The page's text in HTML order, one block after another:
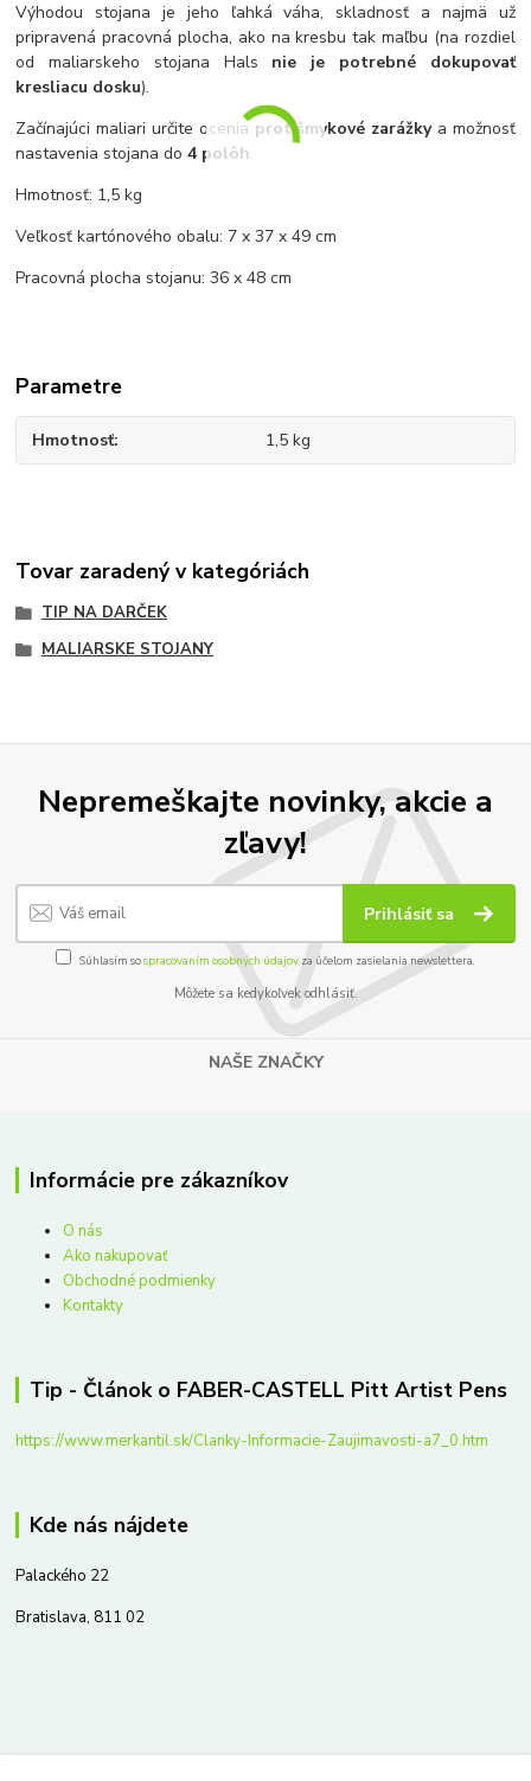
Výhodou stojana je jeho ľahká váha, skladnosť a najmä už
pripravená pracovná plocha, ako na kresbu tak maľbu (na rozdiel
od maliarskeho stojana Hals nie je potrebné dokupovať
kresliacu dosku).
Začínajúci maliari určite ocenia protišmykové zarážkya možnosť
nastavenia stojana do 4 polôh.
Hmotnosť: 1,5 kg
Veľkosť kartónového obalu: 7 x 37 x 49 cm
Pracovná plocha stojanu: 36 x 48 cm
Parametre
Hmotnosť 1,5 kg
Tovar zaradený v kategóriách
TIP NA DARČEK
MALIARSKE STOJANY
Nepremeškajte novinky, akcie a
zľavy!
Prihlásiť sa
Súhlasím sospracovaním osobných údajov za účelom zasielania newslettera.
Môžete sa kedykoľvek odhlásiť.
NAŠE ZNAČKY
Informácie pre zákazníkov
O nás
Ako nakupovať
Obchodné podmienky
Kontakty
Tip - Článok o FABER-CASTELL Pitt Artist Pens
https://www.merkantil.sk/Clanky-Informacie-Zaujimavosti-a7_0.htm
Kde nás nájdete
Palackého 22
Bratislava, 811 02